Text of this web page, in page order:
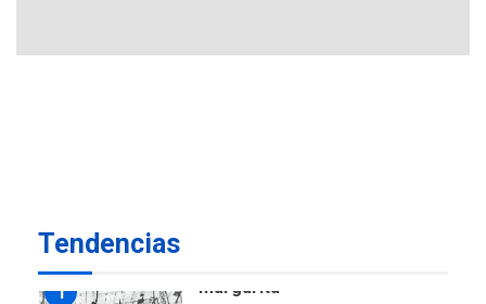
Tendencias
1
Margarita